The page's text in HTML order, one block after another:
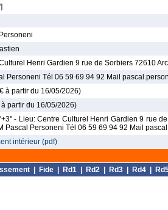
Henri Gardien 9 rue de Sorbiers 72610
Personeni Tél 06 59 69 94 92 Mail
à partir du 16/05/2026)
partir du 16/05/2026)
- Lieu: Centre Culturel Henri Gardien 9 rue
Pascal Personeni Tél 06 59 69 94 92 Mail
intérieur (pdf)
Fide Rd1 Rd2 Rd3 Rd4